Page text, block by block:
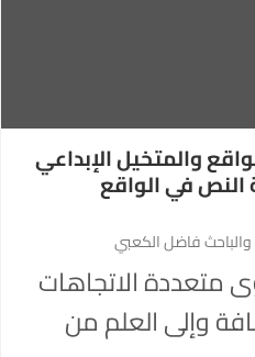
والمتخيل الإبداعي
النص في الواقع
والباحث فاضل الكعبي
متعددة الاتجاهات
وإلى العلم من